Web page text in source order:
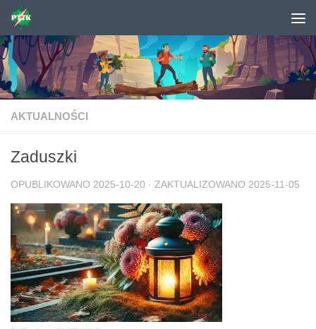
Skip to content
AKTUALNOŚCI
Zaduszki
OPUBLIKOWANO 2025-10-20 · ZAKTUALIZOWANO 2025-11-05